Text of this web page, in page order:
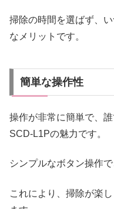
掃除の時間を選ばず、
なメリットです。
簡単な操作性
操作が非常に簡単で、
SCD-L1Pの魅力です。
シンプルなボタン操作
これにより、掃除が楽